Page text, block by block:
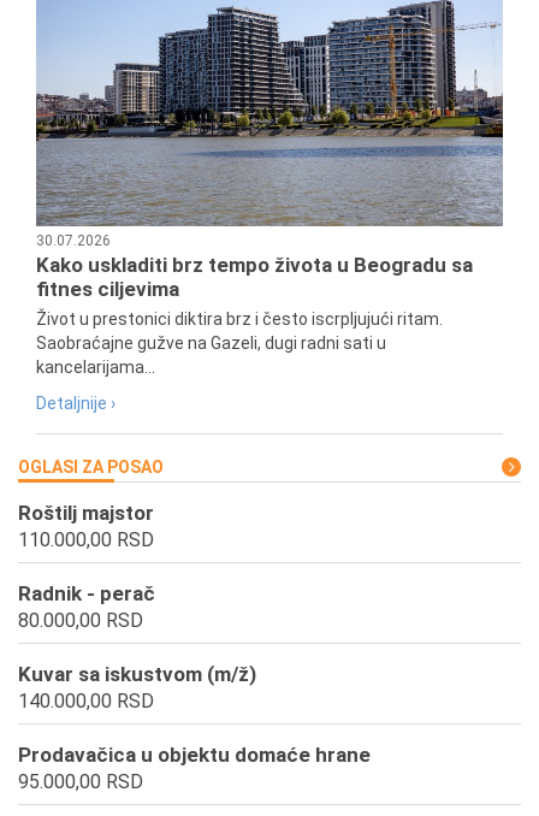
30.07.2026
Kako uskladiti brz tempo života u Beogradu sa
fitnes ciljevima
Život u prestonici diktira brz i često iscrpljujući ritam.
Saobraćajne gužve na Gazeli, dugi radni sati u
kancelarijama...
Detaljnije ›
OGLASI ZA POSAO
Roštilj majstor
110.000,00 RSD
Radnik - perač
80.000,00 RSD
Kuvar sa iskustvom (m/ž)
140.000,00 RSD
Prodavačica u objektu domaće hrane
95.000,00 RSD